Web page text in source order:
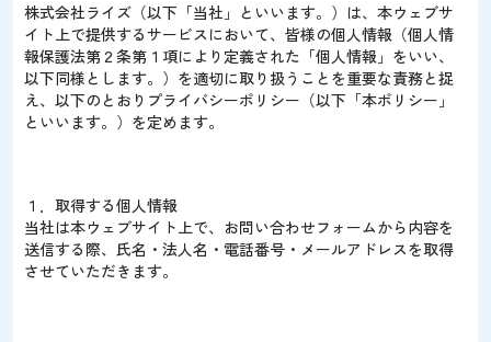
株式会社ライズ（以下「当社」といいます。）は、本ウェブサ
イト上で提供するサービスにおいて、皆様の個人情報（個人情
報保護法第２条第１項により定義された「個人情報」をいい、
以下同様とします。）を適切に取り扱うことを重要な責務と捉
え、以下のとおりプライバシーポリシー（以下「本ポリシー」
といいます。）を定めます。
１．取得する個人情報
当社は本ウェブサイト上で、お問い合わせフォームから内容を
送信する際、氏名・法人名・電話番号・メールアドレスを取得
させていただきます。